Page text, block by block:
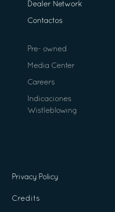
Dealer Network
Contactos
Pre- owned
Media Center
Careers
Indicaciones
Wistleblowing
Privacy Policy
Credits